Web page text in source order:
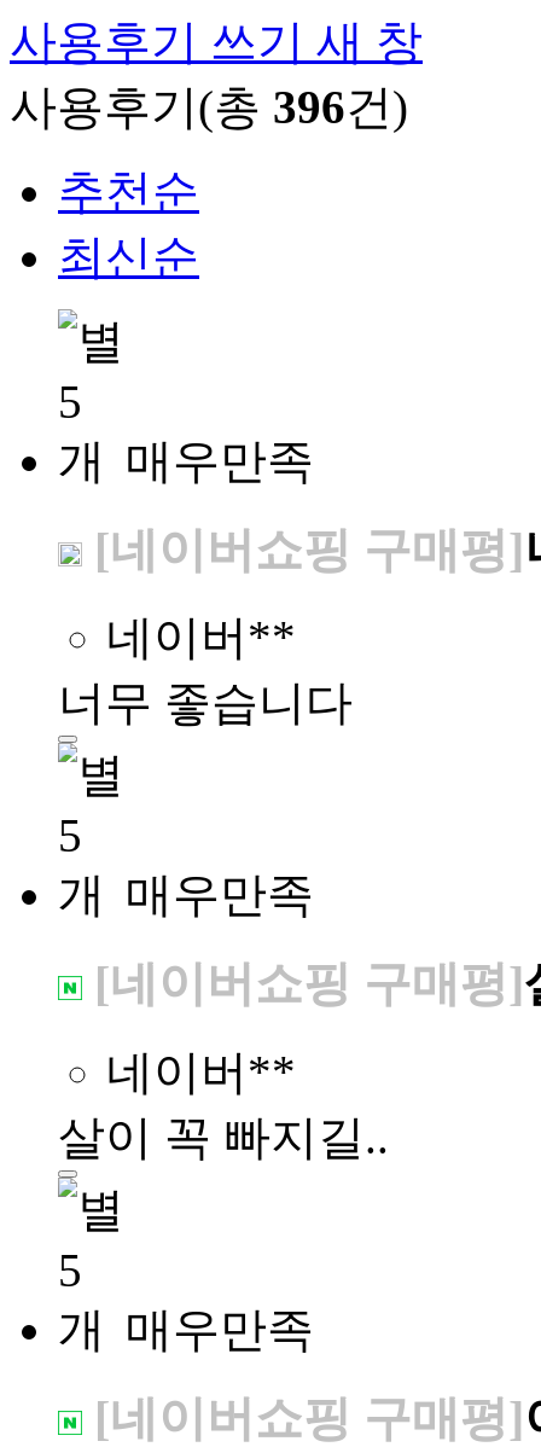
사용후기 쓰기 새 창
사용후기(총 396건)
추천순
최신순
매우만족
[네이버쇼핑 구매평]
네이버**
너무 좋습니다
매우만족
[네이버쇼핑 구매평]
네이버**
살이 꼭 빠지길..
매우만족
[네이버쇼핑 구매평]